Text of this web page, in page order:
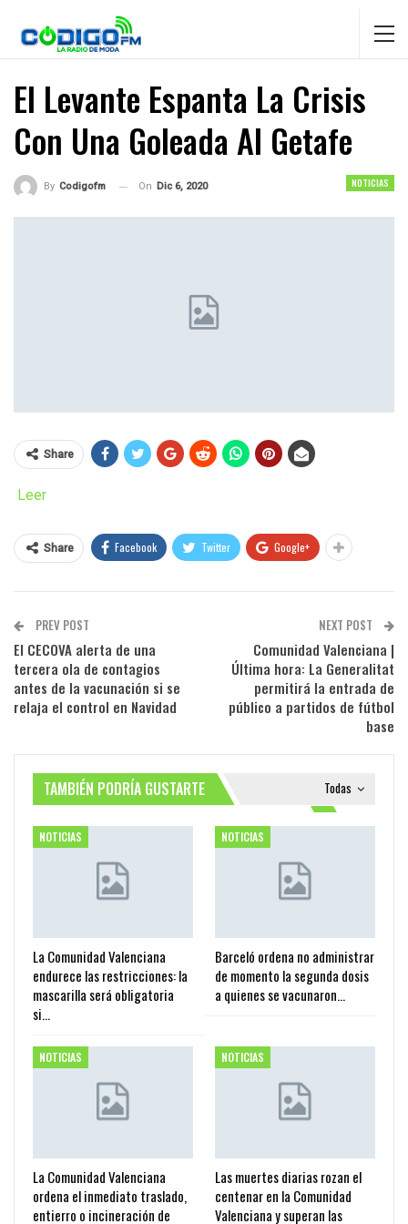
El Levante Espanta La Crisis
Con Una Goleada Al Getafe
NOTICIAS
By Codigofm On Dic 6, 2020
Share
Leer
Share Facebook Twitter Google+
PREV POST
El CECOVA alerta de una
tercera ola de contagios
antes de la vacunación si se
relaja el control en Navidad
NEXT POST
Comunidad Valenciana |
Última hora: La Generalitat
permitirá la entrada de
público a partidos de fútbol
base
Todas
TAMBIÉN PODRÍA GUSTARTE
NOTICIAS
La Comunidad Valenciana
endurece las restricciones: la
mascarilla será obligatoria
si…
NOTICIAS
Barceló ordena no administrar
de momento la segunda dosis
a quienes se vacunaron…
NOTICIAS
La Comunidad Valenciana
ordena el inmediato traslado,
entierro o incineración de
NOTICIAS
Las muertes diarias rozan el
centenar en la Comunidad
Valenciana y superan las